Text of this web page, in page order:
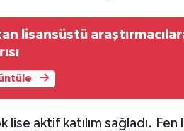
lisansüstü
aktif katılım sağladı. Fen